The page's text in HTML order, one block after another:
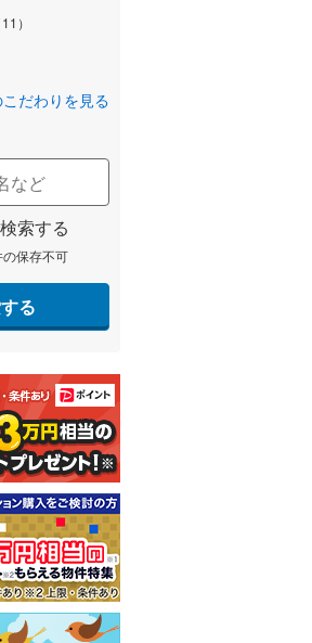
11 ）
だわりを見る
索する
保存不可
る
0)
ンライン
線(0)
線(0)
)
(0)
(0)
0
線(0)